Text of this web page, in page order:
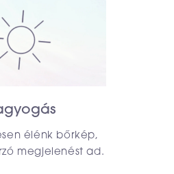
élénk bőrkép,
megjelenést ad.